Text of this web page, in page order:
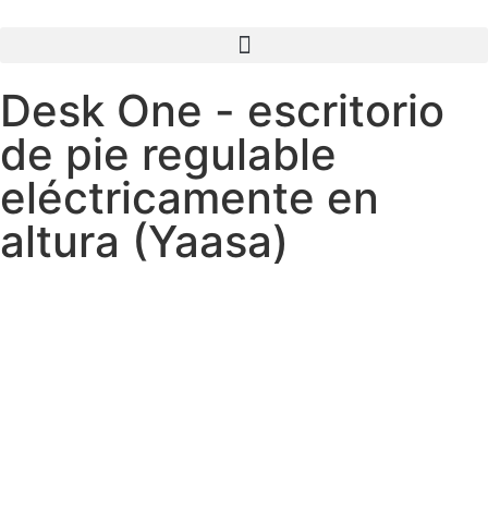
Desk One - escritorio
de pie regulable
eléctricamente en
altura (Yaasa)